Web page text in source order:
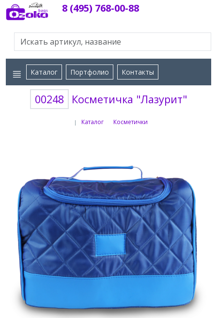
8 (495) 768-00-88
Каталог Портфолио Контакты
00248 Косметичка "Лазурит"
| Каталог Косметички